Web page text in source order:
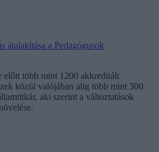
átalakítása a Pedagógusok
előtt több mint 1200 akkreditált
közül valójában alig több mint 300
aki szerint a változtatások